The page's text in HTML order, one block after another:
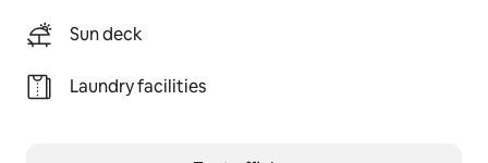
Sun deck
Laundry facilities